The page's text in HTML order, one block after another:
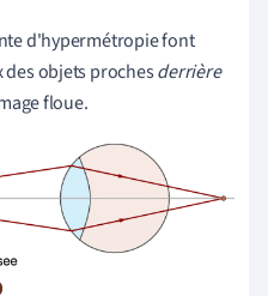
d'hypermétropie font
objets prochesderrière
floue.